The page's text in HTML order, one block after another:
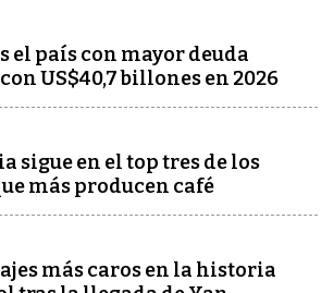
el país con mayor deuda
US$40,7 billones en 2026
sigue en el top tres de los
más producen café
más caros en la historia